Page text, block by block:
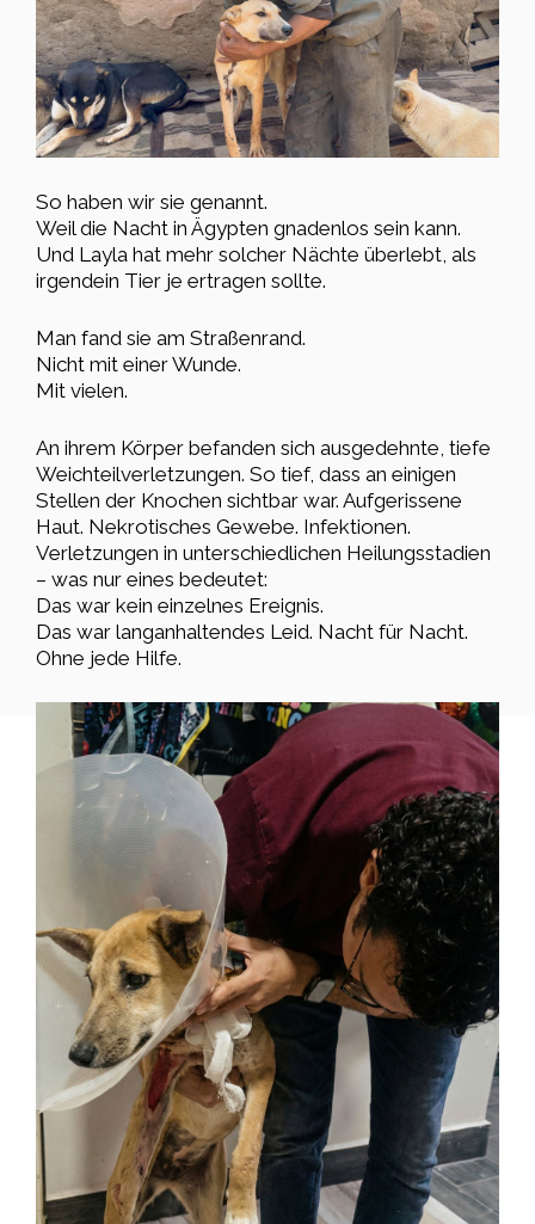
So haben wir sie genannt.
Weil die Nacht in Ägypten gnadenlos sein kann.
Und Layla hat mehr solcher Nächte überlebt, als
irgendein Tier je ertragen sollte.
Man fand sie am Straßenrand.
Nicht mit einer Wunde.
Mit vielen.
An ihrem Körper befanden sich ausgedehnte, tiefe
Weichteilverletzungen. So tief, dass an einigen
Stellen der Knochen sichtbar war. Aufgerissene
Haut. Nekrotisches Gewebe. Infektionen.
Verletzungen in unterschiedlichen Heilungsstadien
– was nur eines bedeutet:
Das war kein einzelnes Ereignis.
Das war langanhaltendes Leid. Nacht für Nacht.
Ohne jede Hilfe.